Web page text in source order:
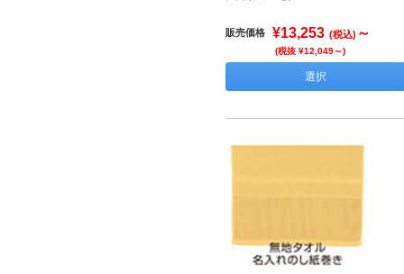
販売価格 ¥13,253 (税込) ～
(税抜 ¥12,049～)
選択